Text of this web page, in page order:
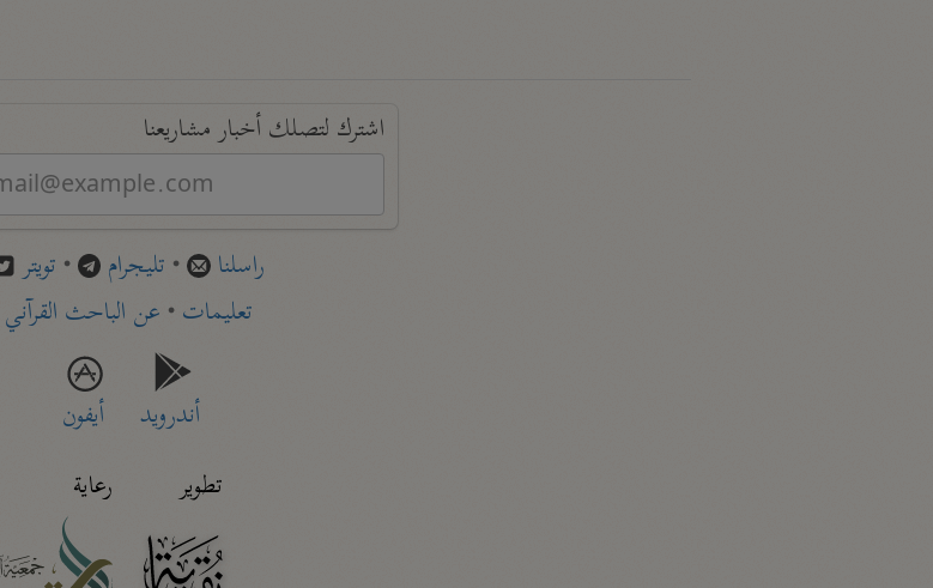
اشترك لتصلك أخبار مشاريعنا
راسلنا • تليجرام • تويتر
تعليمات• عن الباحث القرآني
أندرويد
أيفون
تطوير
رعاية